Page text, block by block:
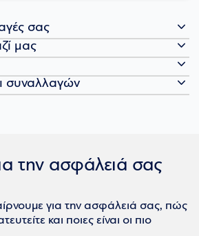
σας
μας
συναλλαγών
την ασφάλειά σας
για την ασφάλειά σας, πώς
και ποιες είναι οι πιο